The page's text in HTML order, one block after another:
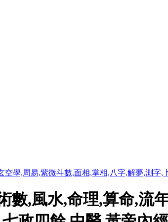
學,周易,紫微斗數,面相,掌相,八字,解夢,測字,
數,風水,命理,算命,流